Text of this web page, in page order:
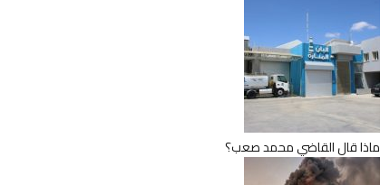
ماذا قال القاضي محمد صعب؟